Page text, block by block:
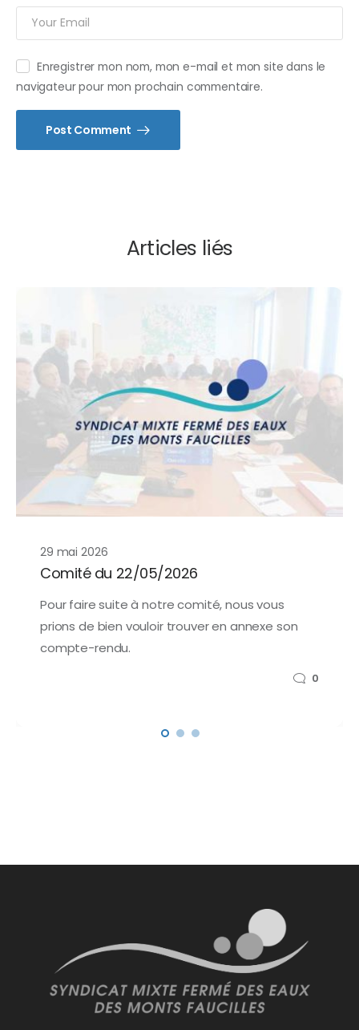
Enregistrer mon nom, mon e-mail et mon site dans le
navigateur pour mon prochain commentaire.
Post Comment
Articles liés
29 mai 2026
Comité du 22/05/2026
Pour faire suite à notre comité, nous vous
prions de bien vouloir trouver en annexe son
compte-rendu.
0